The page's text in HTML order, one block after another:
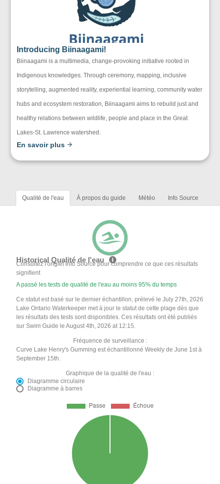
Introducing Biinaagami!
Biinaagami is a multimedia, change-provoking initiative rooted in
Indigenous knowledges. Through ceremony, mapping, inclusive
storytelling, augmented reality, experiential learning, community water
hubs and ecosystem restoration, Biinaagami aims to rebuild just and
healthy relations between wildlife, people and place in the Great
Lakes-St. Lawrence watershed.
En savoir plus
Qualité de l'eau À propos du guide Météo Info Source
Historical Qualité de l'eau
Consultez l'onglet Info Source pour comprendre ce que ces résultats
signifient
A passé les tests de qualité de l'eau au moins 95% du temps
Ce statut est basé sur le dernier échantillon, prélevé le July 27th, 2026
Lake Ontario Waterkeeper met à jour le statut de cette plage dès que
les résultats des tests sont disponibles. Ces résultats ont été publiés
sur Swim Guide le August 4th, 2026 at 12:15.
Fréquence de surveillance :
Curve Lake Henry's Gumming est échantillonné Weekly de June 1st à
September 15th.
Graphique de la qualité de l'eau :
Diagramme circulaire
Diagramme à barres